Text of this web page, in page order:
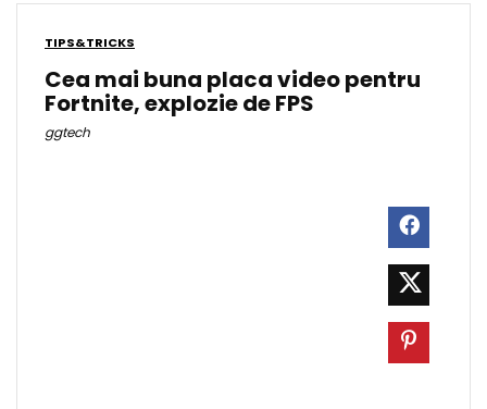
TIPS&TRICKS
Cea mai buna placa video pentru
Fortnite, explozie de FPS
ggtech